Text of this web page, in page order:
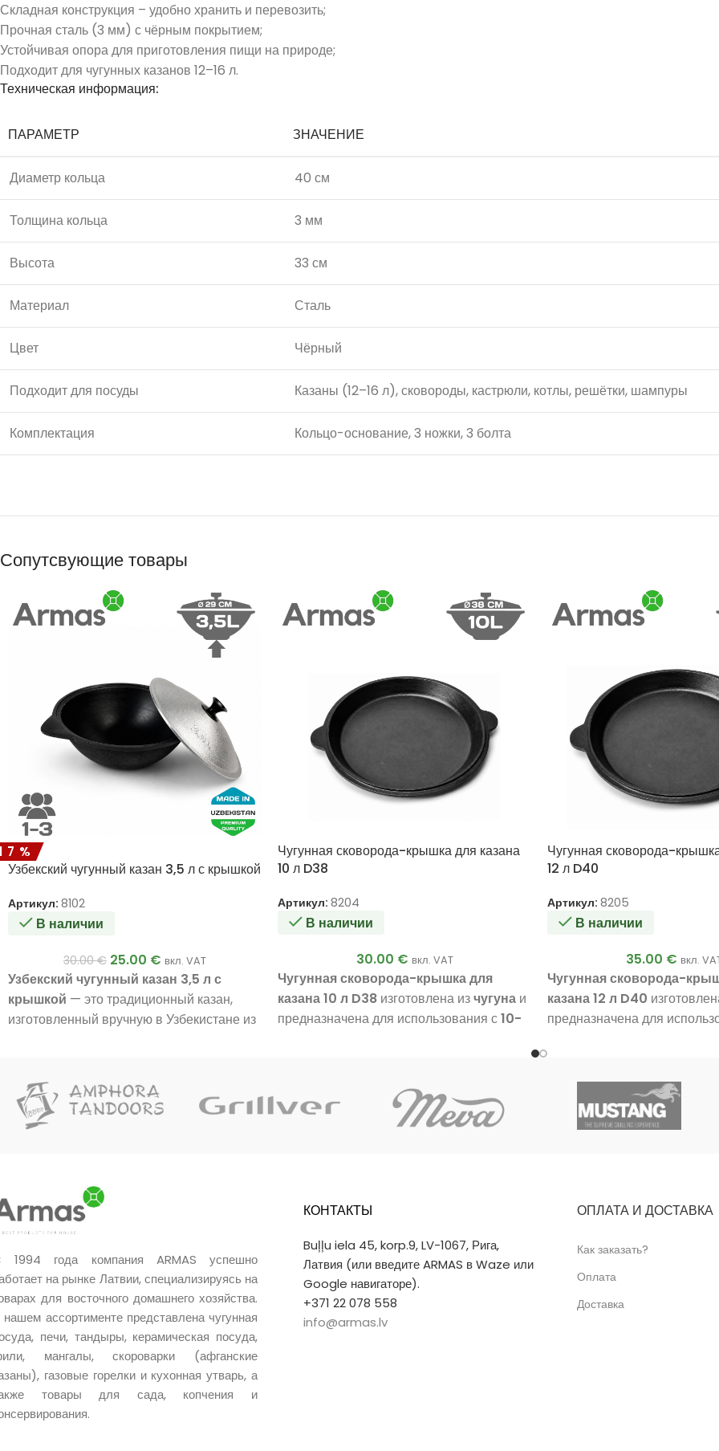
Складная конструкция – удобно хранить и перевозить;
Прочная сталь (3 мм) с чёрным покрытием;
Устойчивая опора для приготовления пищи на природе;
Подходит для чугунных казанов 12–16 л.
Техническая информация:
ПАРАМЕТР ЗНАЧЕНИЕ
Диаметр кольца 40 см
Толщина кольца 3 мм
Высота 33 см
Материал Сталь
Цвет Чёрный
Подходит для посуды Казаны (12–16 л), сковороды, кастрюли, котлы, решётки, шампуры
Комплектация Кольцо-основание, 3 ножки, 3 болта
Сопутсвующие товары
Узбекский чугунный казан 3,5 л с крышкой
Артикул: 8102
В наличии
30.00€ 25.00 € вкл. VAT
Узбекский чугунный казан 3,5 л с
крышкой — это традиционный казан,
изготовленный вручную в Узбекистане из
отшлифованную внутреннюю
поверхность, плоское наружное дно и
алюминиевую крышку. Подходит для
Чугунная сковорода-крышка для казана
10 л D38
Артикул: 8204
В наличии
30.00 € вкл. VAT
Чугунная сковорода-крышка для
казана 10 л D38 изготовлена изчугуна и
предназначена для использования с10-
подходит для блюд, которые требуют
длительного тушения, так как чугун
Чугунная сковорода-
12 л D40
Артикул: 8205
В наличии
35.00 € вкл.
Чугунная сковорода-
казана 12 л D40
предназначена для
поверхности — 32 см
подходит для блюд, которые
длительного тушения, так как
1994 года компания ARMAS успешно
на рынке Латвии, специализируясь на
для восточного домашнего хозяйства.
ассортименте представлена чугунная
печи, тандыры, керамическая посуда,
мангалы, скороварки (афганские
газовые горелки и кухонная утварь, а
товары для сада, копчения и
КОНТАКТЫ
Buļļu iela 45, korp.9, LV-1067, Рига,
Латвия (или введите ARMAS в Waze или
Google навигаторе).
+371 22 078 558
info@armas.lv
ОПЛАТА И ДОСТАВКА
Как заказать?
Оплата
Доставка